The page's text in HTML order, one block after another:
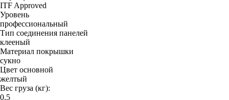
ITF Approved
Уровень
профессиональный
Тип соединения панелей
клееный
Материал покрышки
сукно
Цвет основной
желтый
Вес груза (кг):
0,5